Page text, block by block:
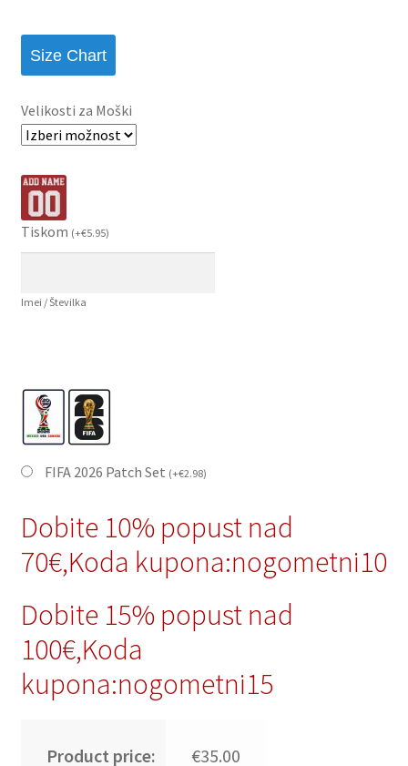
Size Chart
Velikosti za Moški
Tiskom (+€5.95)
Imei / Številka
FIFA 2026 Patch Set (+€2.98)
Dobite 10% popust nad
70€,Koda kupona:nogometni10
Dobite 15% popust nad
100€,Koda
kupona:nogometni15
Product price: €35.00